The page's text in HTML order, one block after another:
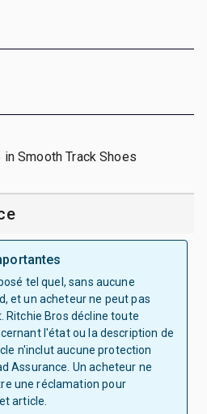
Smooth Track Shoes
tel quel, sans aucune
et un acheteur ne peut pas
Ritchie Bros décline toute
l'état ou la description de
n'inclut aucune protection
Assurance. Un acheteur ne
une réclamation pour
article.